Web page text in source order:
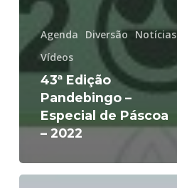
Agenda Diversão Notícias
Vídeos
43ª Edição
Pandebingo –
Especial de Páscoa
– 2022